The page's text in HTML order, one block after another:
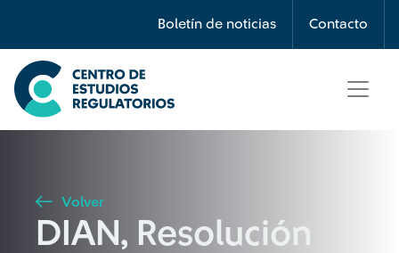
Boletín de noticias Contacto
Búsqueda
Seleccione país
Buscar
Volver
DIAN, Resolución